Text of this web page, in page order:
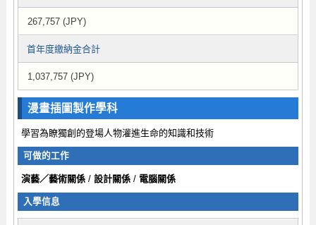
267,757 (JPY)
首年度繳納金合計
1,037,757 (JPY)
漫畫插圖製作學科
學習為瞭獨創的登場人物灌進生命的知識和技術
可做的工作
演藝／藝術關係/ 設計關係/ 電腦關係
入學信息